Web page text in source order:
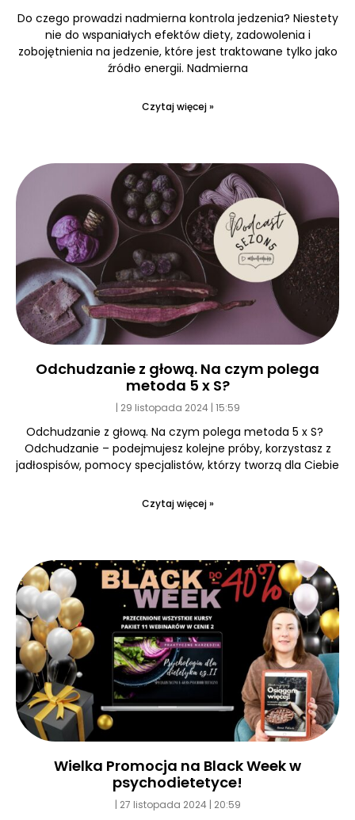
Do czego prowadzi nadmierna kontrola jedzenia? Niestety
nie do wspaniałych efektów diety, zadowolenia i
zobojętnienia na jedzenie, które jest traktowane tylko jako
źródło energii. Nadmierna
Czytaj więcej »
Odchudzanie z głową. Na czym polega
metoda 5 x S?
29 listopada 2024 15:59
Odchudzanie z głową. Na czym polega metoda 5 x S?
Odchudzanie – podejmujesz kolejne próby, korzystasz z
jadłospisów, pomocy specjalistów, którzy tworzą dla Ciebie
Czytaj więcej »
Wielka Promocja na Black Week w
psychodietetyce!
27 listopada 2024 20:59